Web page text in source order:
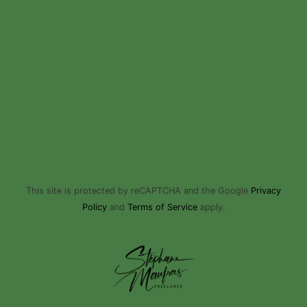
This site is protected by reCAPTCHA and the Google Privacy
Policyand Terms of Serviceapply.